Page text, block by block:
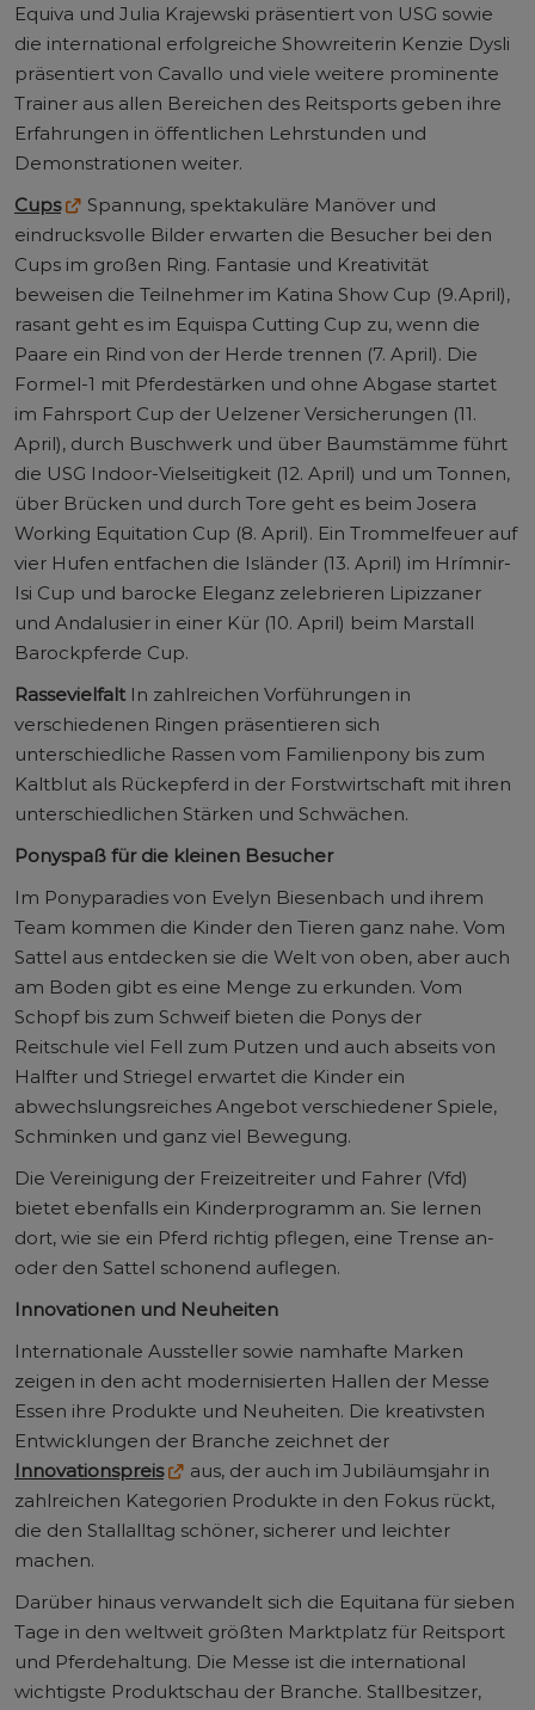
Equiva und Julia Krajewski präsentiert von USG sowie
die international erfolgreiche Showreiterin Kenzie Dysli
präsentiert von Cavallo und viele weitere prominente
Trainer aus allen Bereichen des Reitsports geben ihre
Erfahrungen in öffentlichen Lehrstunden und
Demonstrationen weiter.
Cups
Spannung, spektakuläre Manöver und
eindrucksvolle Bilder erwarten die Besucher bei den
Cups im großen Ring. Fantasie und Kreativität
beweisen die Teilnehmer im Katina Show Cup (9.April),
rasant geht es im Equispa Cutting Cup zu, wenn die
Paare ein Rind von der Herde trennen (7. April). Die
Formel-1 mit Pferdestärken und ohne Abgase startet
im Fahrsport Cup der Uelzener Versicherungen (11.
April), durch Buschwerk und über Baumstämme führt
die USG Indoor-Vielseitigkeit (12. April) und um Tonnen,
über Brücken und durch Tore geht es beim Josera
Working Equitation Cup (8. April). Ein Trommelfeuer auf
vier Hufen entfachen die Isländer (13. April) im Hrímnir-
Isi Cup und barocke Eleganz zelebrieren Lipizzaner
und Andalusier in einer Kür (10. April) beim Marstall
Barockpferde Cup.
Rassevielfalt In zahlreichen Vorführungen in
verschiedenen Ringen präsentieren sich
unterschiedliche Rassen vom Familienpony bis zum
Kaltblut als Rückepferd in der Forstwirtschaft mit ihren
unterschiedlichen Stärken und Schwächen.
Ponyspaß für die kleinen Besucher
Im Ponyparadies von Evelyn Biesenbach und ihrem
Team kommen die Kinder den Tieren ganz nahe. Vom
Sattel aus entdecken sie die Welt von oben, aber auch
am Boden gibt es eine Menge zu erkunden. Vom
Schopf bis zum Schweif bieten die Ponys der
Reitschule viel Fell zum Putzen und auch abseits von
Halfter und Striegel erwartet die Kinder ein
abwechslungsreiches Angebot verschiedener Spiele,
Schminken und ganz viel Bewegung.
Die Vereinigung der Freizeitreiter und Fahrer (Vfd)
bietet ebenfalls ein Kinderprogramm an. Sie lernen
dort, wie sie ein Pferd richtig pflegen, eine Trense an-
oder den Sattel schonend auflegen.
Innovationen und Neuheiten
Internationale Aussteller sowie namhafte Marken
zeigen in den acht modernisierten Hallen der Messe
Essen ihre Produkte und Neuheiten. Die kreativsten
Entwicklungen der Branche zeichnet der
Innovationspreis
aus, der auch im Jubiläumsjahr in
zahlreichen Kategorien Produkte in den Fokus rückt,
die den Stallalltag schöner, sicherer und leichter
machen.
Darüber hinaus verwandelt sich die Equitana für sieben
Tage in den weltweit größten Marktplatz für Reitsport
und Pferdehaltung. Die Messe ist die international
wichtigste Produktschau der Branche. Stallbesitzer,